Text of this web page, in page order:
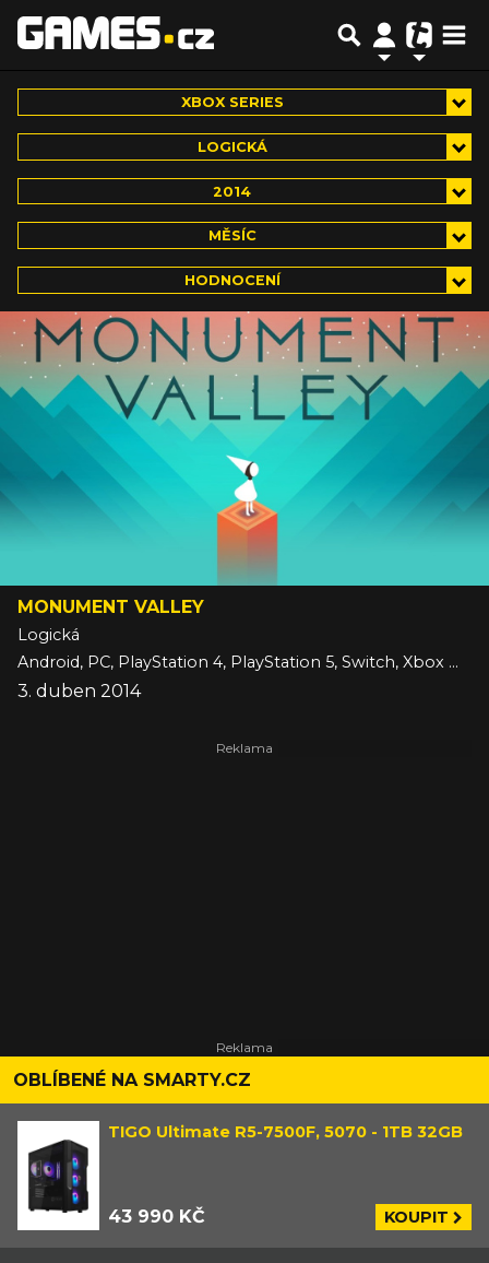
XBOX SERIES
LOGICKÁ
2014
MĚSÍC
HODNOCENÍ
MONUMENT VALLEY
Logická
Android, PC, PlayStation 4, PlayStation 5, Switch, Xbox One, Xbox Series, iOS
3. duben 2014
OBLÍBENÉ NA SMARTY.CZ
TIGO Ultimate R5-7500F, 5070 - 1TB 32GB
43 990 KČ KOUPIT